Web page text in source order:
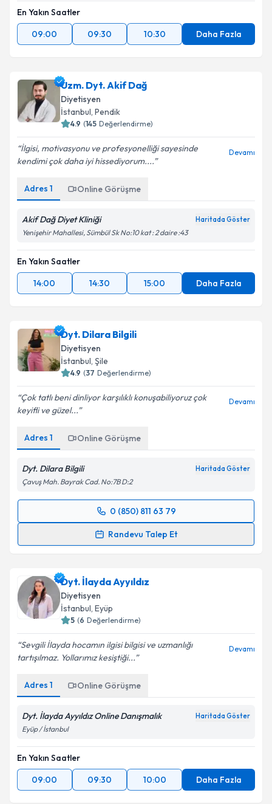
En Yakın Saatler
09:00
09:30 10:30 Daha Fazla
Uzm. Dyt. Akif Dağ
Diyetisyen
İstanbul, Pendik
4.9 (145 Değerlendirme)
İlgisi, motivasyonu ve profesyonelliği sayesinde
kendimi çok daha iyi hissediyorum....
Devamı
Adres 1 Online Görüşme
Akif Dağ Diyet Kliniği Haritada Göster
Yenişehir Mahallesi, Sümbül Sk No:10 kat : 2 daire :43
En Yakın Saatler
14:00
14:30 15:00 Daha Fazla
Dyt. Dilara Bilgili
Diyetisyen
İstanbul, Şile
4.9 (37 Değerlendirme)
Çok tatlı beni dinliyor karşılıklı konuşabiliyoruz çok
keyifli ve güzel...
Devamı
Adres 1 Online Görüşme
Dyt. Dilara Bilgili Haritada Göster
Çavuş Mah. Bayrak Cad. No:7B D:2
0 (850) 811 63 79
Randevu Talep Et
Randevu Takvimi Talebi
takvim hazırlandığında e-posta ile bilgilendireceğiz.
E-posta Adresiniz
Kişisel verilerimin işlenmesine ilişkin
kapsamda işlenmesini kabul ediyorum.
Dyt. İlayda Ayyıldız
Diyetisyen
İstanbul, Eyüp
5 (6 Değerlendirme)
Sevgili İlayda hocamın ilgisi bilgisi ve uzmanlığı
tartışılmaz. Yollarımız kesiştiği...
Devamı
Adres 1 Online Görüşme
Dyt. İlayda Ayyıldız Online Danışmalık Haritada Göster
Eyüp / İstanbul
En Yakın Saatler
09:00
09:30 10:00 Daha Fazla